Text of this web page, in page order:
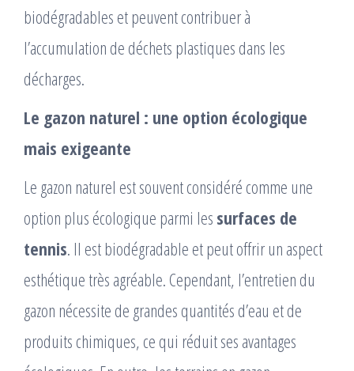
biodégradables et peuvent contribuer à
l’accumulation de déchets plastiques dans les
décharges.
Le gazon naturel : une option écologique
mais exigeante
Le gazon naturel est souvent considéré comme une
option plus écologique parmi les surfaces de
tennis. Il est biodégradable et peut offrir un aspect
esthétique très agréable. Cependant, l’entretien du
gazon nécessite de grandes quantités d’eau et de
produits chimiques, ce qui réduit ses avantages